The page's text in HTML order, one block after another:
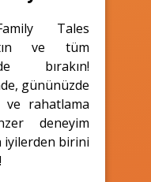
Tales
ve tüm
bırakın!
gününüzde
rahatlama
deneyim
iyilerden birini